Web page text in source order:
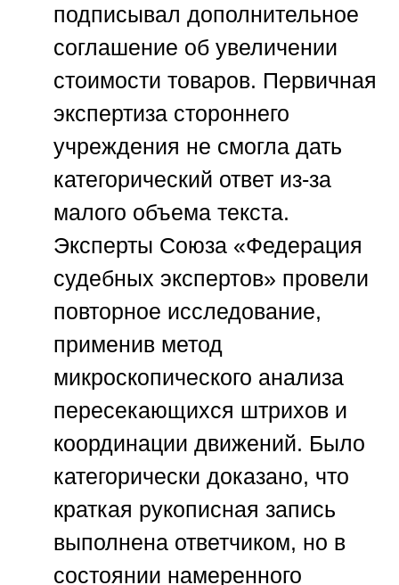
подписывал дополнительное
соглашение об увеличении
стоимости товаров. Первичная
экспертиза стороннего
учреждения не смогла дать
категорический ответ из-за
малого объема текста.
Эксперты Союза «Федерация
судебных экспертов» провели
повторное исследование,
применив метод
микроскопического анализа
пересекающихся штрихов и
координации движений. Было
категорически доказано, что
краткая рукописная запись
выполнена ответчиком, но в
состоянии намеренного